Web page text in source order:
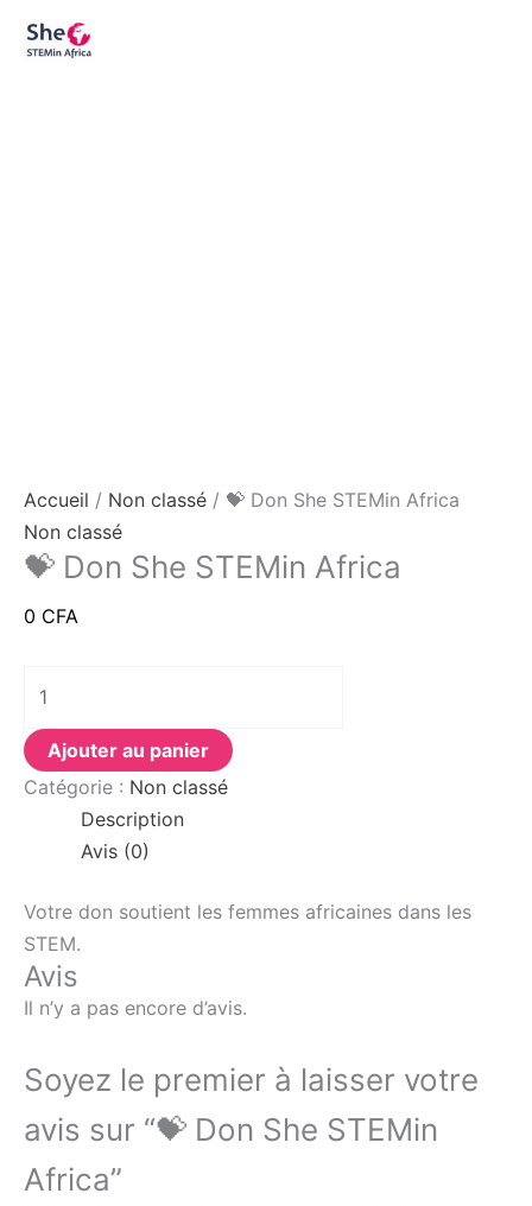
Accueil / Non classé / 💝 Don She STEMin Africa
Non classé
💝 Don She STEMin Africa
0 CFA
de
Ajouter au panier
Catégorie : Non classé
Description
Avis (0)
Votre don soutient les femmes africaines dans les
STEM.
Avis
Il n’y a pas encore d’avis.
Soyez le premier à laisser votre
avis sur “💝 Don She STEMin
Africa”